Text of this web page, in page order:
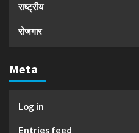
राष्ट्रीय
रोजगार
Meta
Log in
Entries feed